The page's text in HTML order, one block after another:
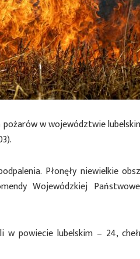
w województwie
Płonęły niewielkie
Wojewódzkiej
powiecie lubelskim – 24,